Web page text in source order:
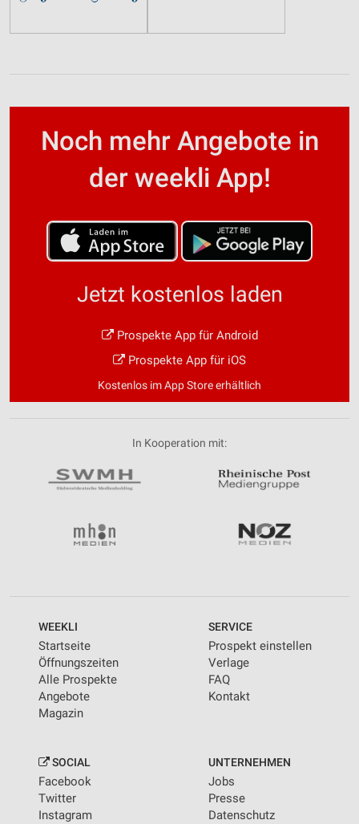
Noch mehr Angebote in
der weekli App!
Jetzt kostenlos laden
Prospekte App für Android
Prospekte App für iOS
Kostenlos im App Store erhältlich
In Kooperation mit:
WEEKLI
Startseite
Öffnungszeiten
Alle Prospekte
Angebote
Magazin
SERVICE
Prospekt einstellen
Verlage
FAQ
Kontakt
SOCIAL
Facebook
Twitter
Instagram
UNTERNEHMEN
Jobs
Presse
Datenschutz